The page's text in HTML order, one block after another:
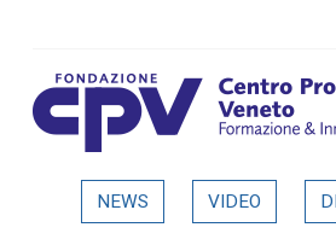
Aziende orafe “a
NEWS VIDEO